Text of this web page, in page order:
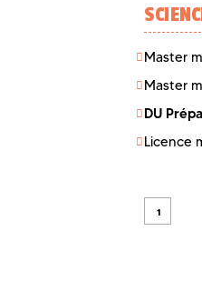
Master
Master
DU
Licence
1